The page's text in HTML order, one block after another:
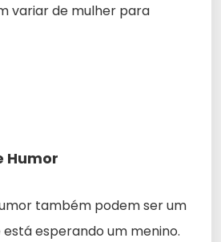
variar de mulher para
Humor
também podem ser um
está esperando um menino.